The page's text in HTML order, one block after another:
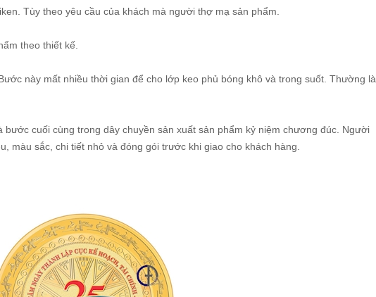
Tùy theo yêu cầu của khách mà người thợ mạ sản phẩm.
theo thiết kế.
này mất nhiều thời gian để cho lớp keo phủ bóng khô và trong suốt. Thường là
cuối cùng trong dây chuyền sản xuất sản phẩm kỷ niệm chương đúc. Người
màu sắc, chi tiết nhỏ và đóng gói trước khi giao cho khách hàng.